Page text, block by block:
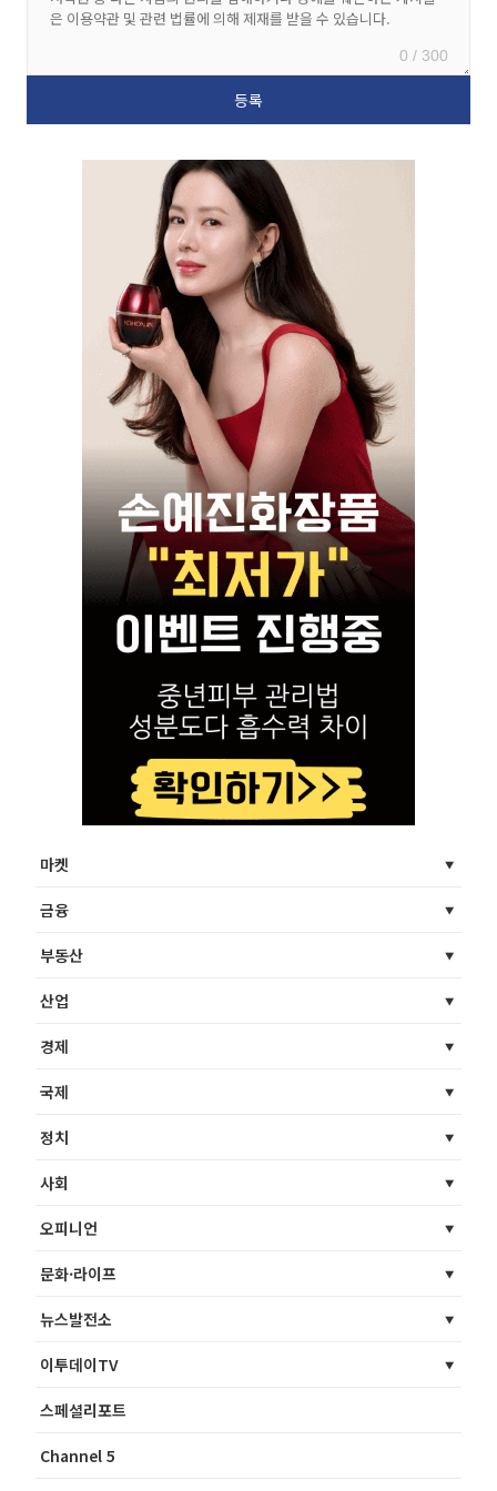
0 / 300
마켓
금융
부동산
산업
경제
국제
정치
사회
오피니언
문화·라이프
뉴스발전소
이투데이TV
스페셜리포트
Channel 5